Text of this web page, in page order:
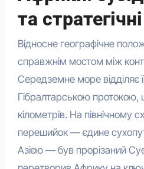
та
Відносне географічне
справжнім мостом між
Середземне море відділяє
Гібралтарською протокою,
кілометрів. На північному
перешийок — єдине
Азією — був прорізаний